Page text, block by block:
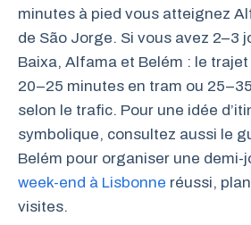
minutes à pied vous atteignez
de São Jorge. Si vous avez 2–3
Baixa, Alfama et Belém : le
20–25 minutes en tram ou
selon le trafic. Pour une idée
symbolique, consultez aussi le
Belém pour organiser une demi-
week-end à Lisbonne réussi,
visites.